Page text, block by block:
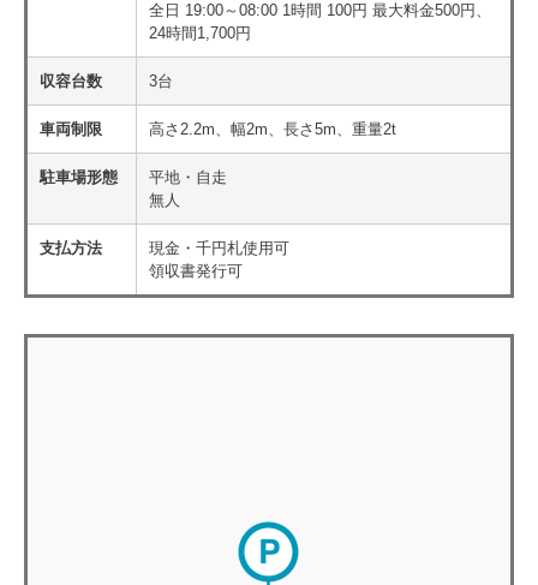
全日 19:00～08:00 1時間 100円 最大料金500円、
24時間1,700円
収容台数 3台
車両制限 高さ2.2m、幅2m、長さ5m、重量2t
駐車場形態
平地・自走
無人
支払方法
現金・千円札使用可
領収書発行可